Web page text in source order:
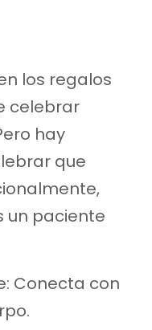
los regalos
celebrar
hay
que
un paciente
Conecta con